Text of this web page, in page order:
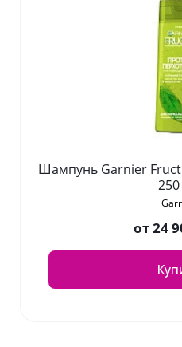
Шампунь Garnier
от24